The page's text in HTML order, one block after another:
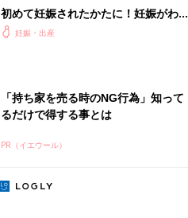
初めて妊娠されたかたに！妊娠がわか
ったら最初に読む本『初めてのたまご
妊娠・出産
「持ち家を売る時のNG行為」知って
るだけで得する事とは
PR（イエウール）